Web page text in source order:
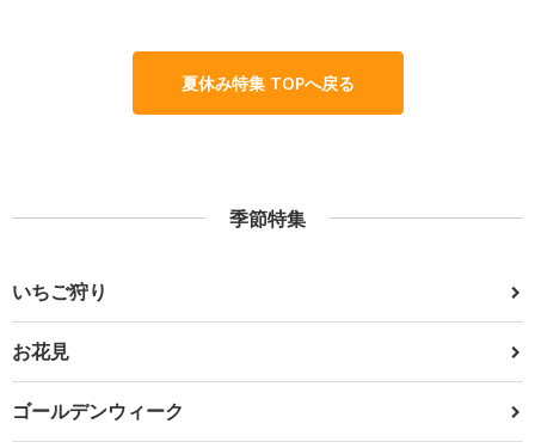
夏休み特集 TOPへ戻る
季節特集
いちご狩り
お花見
ゴールデンウィーク